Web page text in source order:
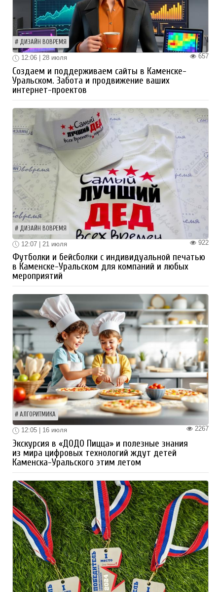
ДИЗАЙН ВОВРЕМЯ
657
12:06 | 28 июля
Создаем и поддерживаем сайты в Каменске-
Уральском. Забота и продвижение ваших
интернет-проектов
ДИЗАЙН ВОВРЕМЯ
922
12:07 | 21 июля
Футболки и бейсболки с индивидуальной печатью
в Каменске-Уральском для компаний и любых
мероприятий
АЛГОРИТМИКА
2267
12:05 | 16 июля
Экскурсия в «ДОДО Пицца» и полезные знания
из мира цифровых технологий ждут детей
Каменска-Уральского этим летом